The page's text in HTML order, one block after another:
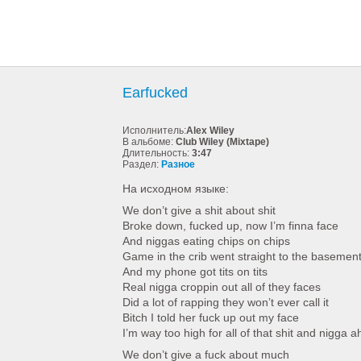
Earfucked
Исполнитель:Alex Wiley
В альбоме: Club Wiley (Mixtape)
Длительность: 3:47
Раздел: Разное
На исходном языке:
We don’t give a shit about shit
Broke down, fucked up, now I’m finna face
And niggas eating chips on chips
Game in the crib went straight to the basement
And my phone got tits on tits
Real nigga croppin out all of they faces
Did a lot of rapping they won’t ever call it
Bitch I told her fuck up out my face
I’m way too high for all of that shit and nigga
We don’t give a fuck about much